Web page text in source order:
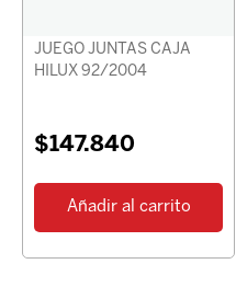
JUEGO JUNTAS CAJA
HILUX 92/2004
$147.840
Añadir al carrito